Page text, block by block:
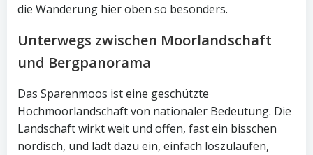
die Wanderung hier oben so besonders.
Unterwegs zwischen Moorlandschaft
und Bergpanorama
Das Sparenmoos ist eine geschützte
Hochmoorlandschaft von nationaler Bedeutung. Die
Landschaft wirkt weit und offen, fast ein bisschen
nordisch, und lädt dazu ein, einfach loszulaufen,